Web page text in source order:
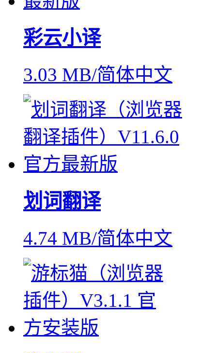
彩云小译
3.03 MB/简体中文
划词翻译
4.74 MB/简体中文